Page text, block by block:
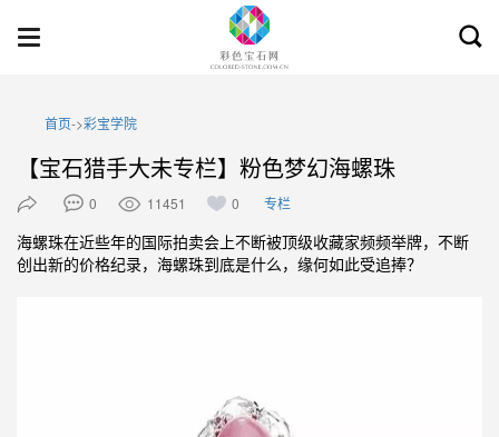
Toggle
首页->彩宝学院
【宝石猎手大未专栏】粉色梦幻海螺珠
0 11451 0 专栏
海螺珠在近些年的国际拍卖会上不断被顶级收藏家频频举牌，不断
创出新的价格纪录，海螺珠到底是什么，缘何如此受追捧？